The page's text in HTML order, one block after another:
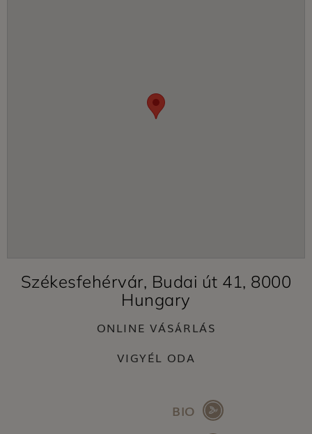
Székesfehérvár, Budai út 41, 8000
Hungary
ONLINE VÁSÁRLÁS
VIGYÉL ODA
BIO